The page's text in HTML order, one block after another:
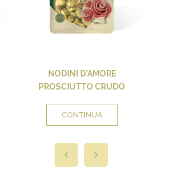
NODINI D’AMORE
PROSCIUTTO CRUDO
CONTINUA